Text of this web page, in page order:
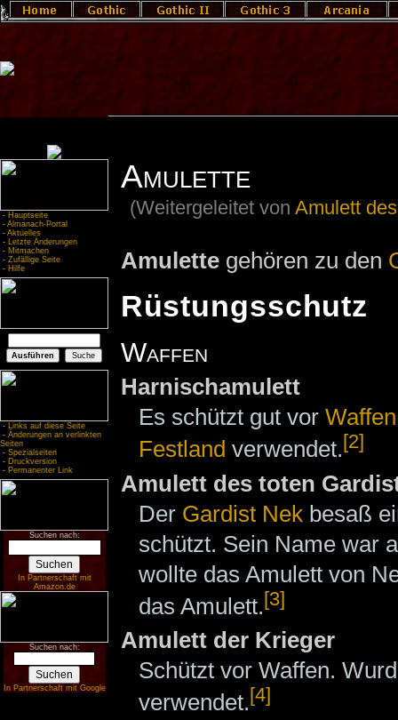
- Hauptseite
- Almanach-Portal
- Aktuelles
- Letzte Änderungen
- Mitmachen
- Zufällige Seite
- Hilfe
- Links auf diese Seite
- Änderungen an verlinkten
Seiten
- Spezialseiten
- Druckversion
- Permanenter Link
Suchen nach:
In Partnerschaft mit
Amazon.de
Suchen nach:
In Partnerschaft mit Google
Amulette
(Weitergeleitet vonAmulett
Amulettegehören zu den
Rüstungsschutz
Waffen
Harnischamulett
Es schützt gut vor Waffen
Festland verwendet. [2]
Amulett des toten
Der Gardist Nek besaß
schützt. Sein Name war
wollte das Amulett von
das Amulett.[3]
Amulett der Krieger
Schützt vor Waffen.
verwendet.[4]